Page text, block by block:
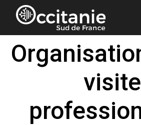
Panneau de gestion des cookies
visite